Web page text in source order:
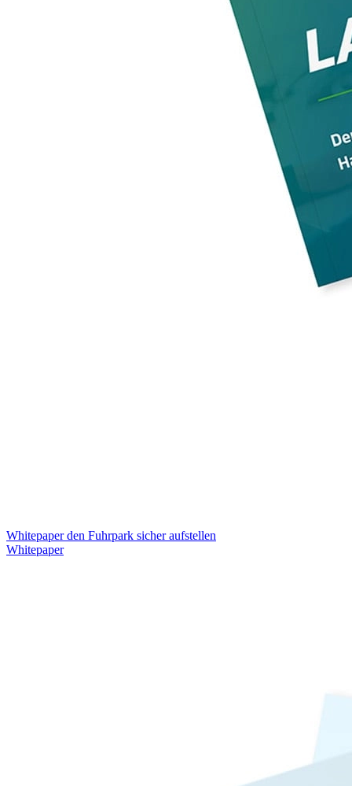
Whitepaper den Fuhrpark sicher aufstellen
Whitepaper